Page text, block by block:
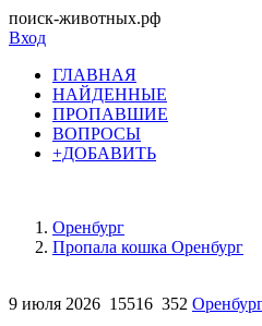
поиск-животных.рф
Вход
ГЛАВНАЯ
НАЙДЕННЫЕ
ПРОПАВШИЕ
ВОПРОСЫ
+ДОБАВИТЬ
Оренбург
Пропала кошка Оренбург
9 июля 2026 15516 352